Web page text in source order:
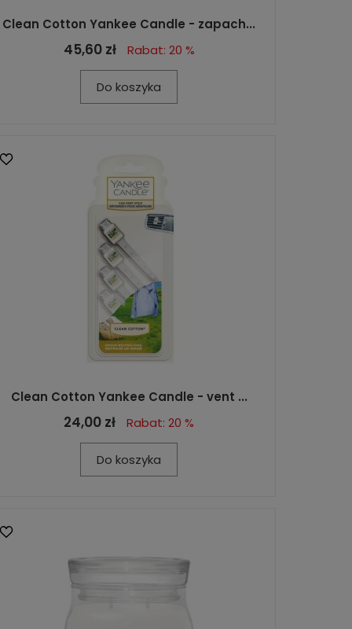
Clean Cotton Yankee Candle - zapach...
45,60 zł Rabat: 20 %
Do koszyka
Clean Cotton Yankee Candle - vent ...
24,00 zł Rabat: 20 %
Do koszyka